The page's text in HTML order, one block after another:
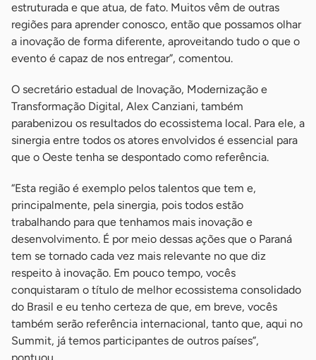
estruturada e que atua, de fato. Muitos vêm de outras
regiões para aprender conosco, então que possamos olhar
a inovação de forma diferente, aproveitando tudo o que o
evento é capaz de nos entregar”, comentou.
O secretário estadual de Inovação, Modernização e
Transformação Digital, Alex Canziani, também
parabenizou os resultados do ecossistema local. Para ele, a
sinergia entre todos os atores envolvidos é essencial para
que o Oeste tenha se despontado como referência.
“Esta região é exemplo pelos talentos que tem e,
principalmente, pela sinergia, pois todos estão
trabalhando para que tenhamos mais inovação e
desenvolvimento. É por meio dessas ações que o Paraná
tem se tornado cada vez mais relevante no que diz
respeito à inovação. Em pouco tempo, vocês
conquistaram o título de melhor ecossistema consolidado
do Brasil e eu tenho certeza de que, em breve, vocês
também serão referência internacional, tanto que, aqui no
Summit, já temos participantes de outros países”,